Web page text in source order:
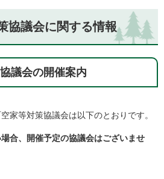
協議会に関する情報
議会の開催案内
家等対策協議会は以下のとおりです。
合、開催予定の協議会はございませ